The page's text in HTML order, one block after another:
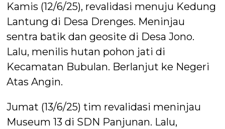
Kamis (12/6/25), revalidasi menuju Kedung
Lantung di Desa Drenges. Meninjau
sentra batik dan geosite di Desa Jono.
Lalu, menilis hutan pohon jati di
Kecamatan Bubulan. Berlanjut ke Negeri
Atas Angin.
Jumat (13/6/25) tim revalidasi meninjau
Museum 13 di SDN Panjunan. Lalu,